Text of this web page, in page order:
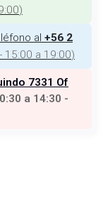
)
al +56 2
15:00 a 19:00)
7331 Of
a 14:30 -